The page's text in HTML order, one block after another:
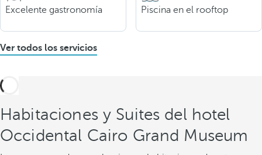
Excelente gastronomía Piscina en el rooftop
Ver todos los servicios
Habitaciones y Suites del hotel
Occidental Cairo Grand Museum